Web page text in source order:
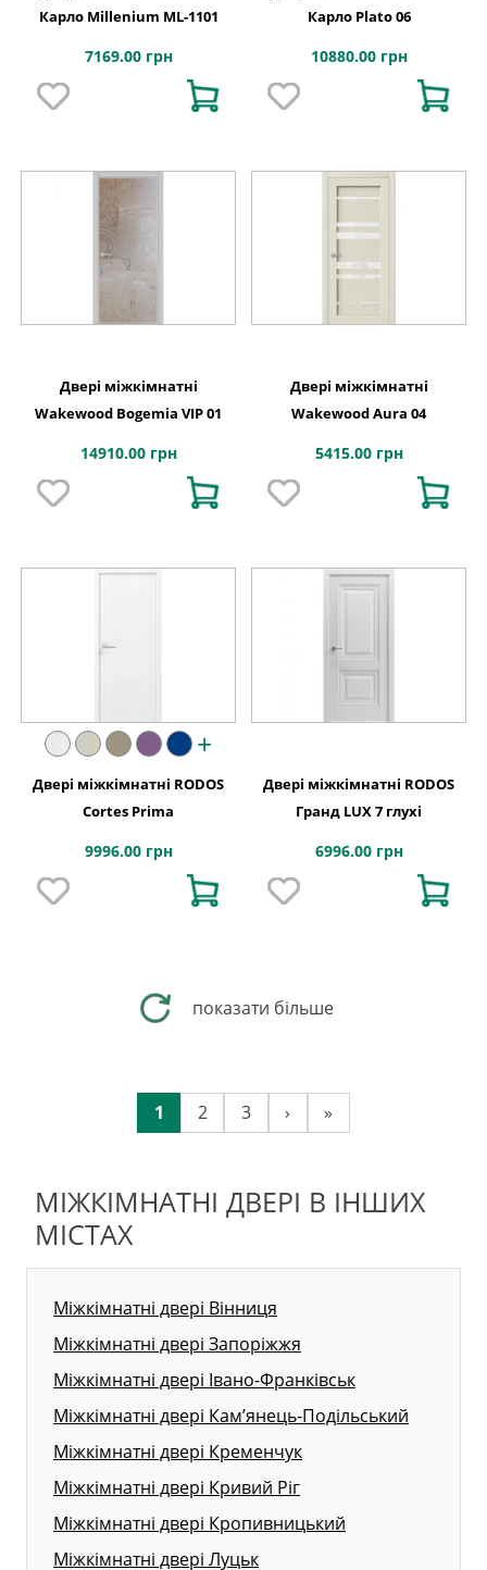
Карло Millenium ML-1101
7169.00 грн
Карло Plato 06
10880.00 грн
Двері міжкімнатні
Wakewood Bogemia VIP 01
14910.00 грн
Двері міжкімнатні
Wakewood Aura 04
5415.00 грн
+
Двері міжкімнатні RODOS
Cortes Prima
9996.00 грн
Двері міжкімнатні RODOS
Гранд LUX 7 глухі
6996.00 грн
показати більше
1 2 3 › »
МІЖКІМНАТНІ ДВЕРІ В ІНШИХ
МІСТАХ
Міжкімнатні двері Вінниця
Міжкімнатні двері Запоріжжя
Міжкімнатні двері Івано-Франківськ
Міжкімнатні двері Кам’янець-Подільський
Міжкімнатні двері Кременчук
Міжкімнатні двері Кривий Ріг
Міжкімнатні двері Кропивницький
Міжкімнатні двері Луцьк